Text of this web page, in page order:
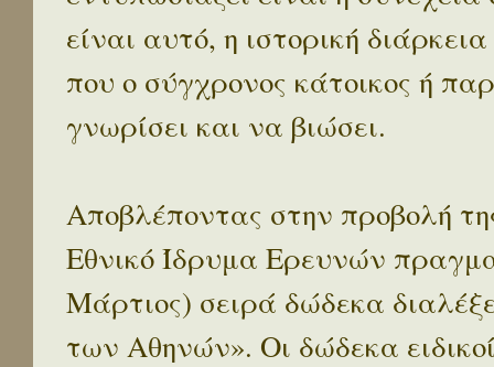
είναι αυτό, η ιστορική
που ο σύγχρονος κάτοικος ή
γνωρίσει και να βιώσει.
Αποβλέποντας στην προβολή
Εθνικό Ίδρυμα Ερευνών
Μάρτιος) σειρά δώδεκα
των Αθηνών». Οι δώδεκα